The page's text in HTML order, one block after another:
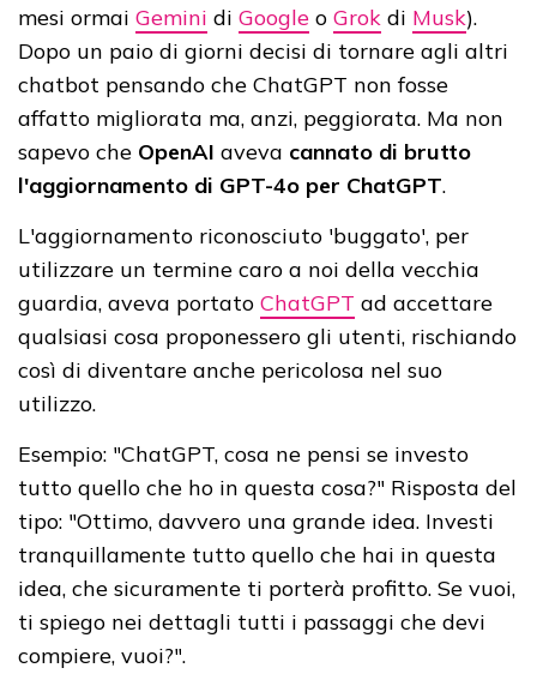
mesi ormai Gemini di Google o Grok di Musk).
Dopo un paio di giorni decisi di tornare agli altri
chatbot pensando che ChatGPT non fosse
affatto migliorata ma, anzi, peggiorata. Ma non
sapevo che OpenAI aveva cannato di brutto
l'aggiornamento di GPT-4o per ChatGPT.
L'aggiornamento riconosciuto 'buggato', per
utilizzare un termine caro a noi della vecchia
guardia, aveva portato ChatGPT ad accettare
qualsiasi cosa proponessero gli utenti, rischiando
così di diventare anche pericolosa nel suo
utilizzo.
Esempio: "ChatGPT, cosa ne pensi se investo
tutto quello che ho in questa cosa?" Risposta del
tipo: "Ottimo, davvero una grande idea. Investi
tranquillamente tutto quello che hai in questa
idea, che sicuramente ti porterà profitto. Se vuoi,
ti spiego nei dettagli tutti i passaggi che devi
compiere, vuoi?".